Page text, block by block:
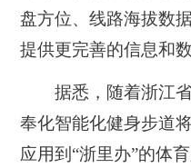
盘方位、线路海拔数
提供更完善的信息和数
据悉，随着浙江省“
奉化智能化健身步道
应用到“浙里办”的体